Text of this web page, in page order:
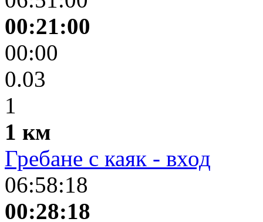
00:21:00
00:00
0.03
1
1 км
Гребане с каяк - вход
06:58:18
00:28:18